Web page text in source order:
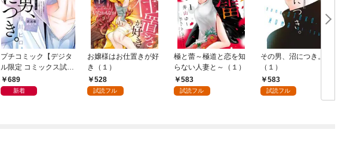
プチコミック【デジタ
ル限定 コミックス試し
読み特典付き】 2026
年9月号（2026年8月7
689
新着
お嬢様はお仕置きが好
き（１）
528
試読フル
極と蕾～極道と恋を知
らない人妻と～（１）
583
試読フル
その男、沼につき。
（１）
583
試読フル